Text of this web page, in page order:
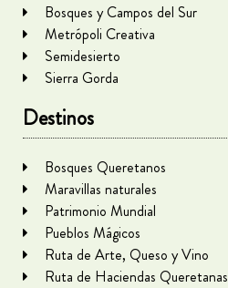
Bosques y Campos del Sur
Metrópoli Creativa
Semidesierto
Sierra Gorda
Destinos
Bosques Queretanos
Maravillas naturales
Patrimonio Mundial
Pueblos Mágicos
Ruta de Arte, Queso y Vino
Ruta de Haciendas Queretanas